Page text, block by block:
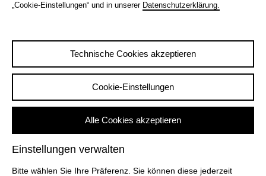
Diese Page ist aktuell noch nicht veröffentlicht
zugänglich!
Nutzen Sie Ihren Kulturserver / Culturebase Account
um sich einzuloggen, wenn Sie berechtigt sind.
CultureBase Info Hub oder bei Ihrer
Projektbegleitung finden Sie weitere Infos und Hilfen
CultureBase von Kulturserver
„Cookie-Einstellungen“ und in unserer Datenschutzerklärung.
Technische Cookies akzeptieren
Cookie-Einstellungen
Alle Cookies akzeptieren
Einstellungen verwalten
Bitte wählen Sie Ihre Präferenz. Sie können diese jederzeit